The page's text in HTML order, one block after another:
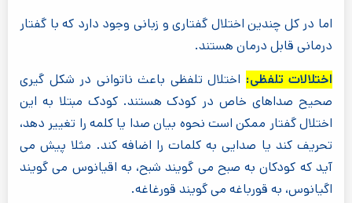
اما در کل چندین اختلال گفتاری و زبانی وجود دارد که با گفتار
درمانی قابل درمان هستند.
اختلالات تلفظی: اختلال تلفظی باعث ناتوانی در شکل گیری
صحیح صداهای خاص در کودک هستند. کودک مبتلا به این
اختلال گفتار ممکن است نحوه بیان صدا یا کلمه را تغییر دهد،
تحریف کند یا صدایی به کلمات را اضافه کند. مثلا پیش می
آید که کودکان به صبح می گویند شبح، به اقیانوس می گویند
اگیانوس، به قورباغه می گویند قورغاغه.